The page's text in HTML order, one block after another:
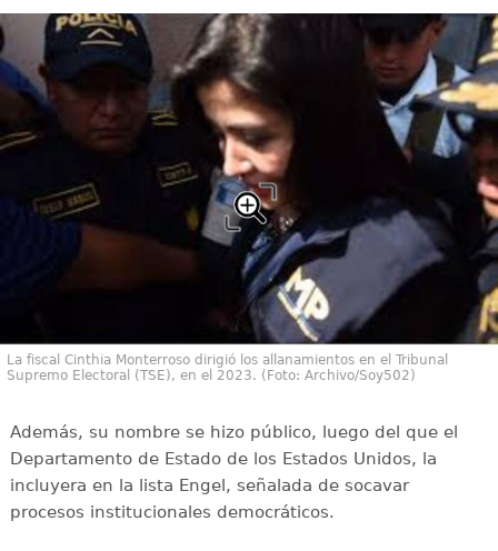
La fiscal Cinthia Monterroso dirigió los allanamientos en el Tribunal
Supremo Electoral (TSE), en el 2023. (Foto: Archivo/Soy502)
Además, su nombre se hizo público, luego del que el
Departamento de Estado de los Estados Unidos, la
incluyera en la lista Engel, señalada de socavar
procesos institucionales democráticos.